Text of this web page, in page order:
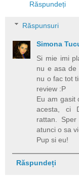
Răspundeți
Răspunsuri
Simona
Si mie imi
nu e asa de
nu o fac tot
review :P
Eu am gasit
acesta, ci
rattan.
atunci o sa
Pup si eu!
Răspundeți